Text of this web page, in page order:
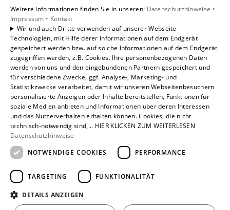
Gewerbekunden
Karriere
Unternehmen
Kontakt
Weitere Informationen finden Sie in unseren: Datenschutzhinweise •
Impressum • Kontakt
Wir und auch Dritte verwenden auf unserer Webseite
Technologien, mit Hilfe derer Informationen auf dem Endgerät
gespeichert werden bzw. auf solche Informationen auf dem Endgerät
zugegriffen werden, z.B. Cookies. Ihre personenbezogenen Daten
werden von uns und den eingebundenen Partnern gespeichert und
für verschiedene Zwecke, ggf. Analyse-, Marketing- und
Statistikzwecke verarbeitet, damit wir unseren Webseitenbesuchern
personalisierte Anzeigen oder Inhalte bereitstellen, Funktionen für
soziale Medien anbieten und Informationen über deren Interessen
und das Nutzerverhalten erhalten können. Cookies, die nicht
technisch-notwendig sind,... HIER KLICKEN ZUM WEITERLESEN
Datenschutzhinweise
NOTWENDIGE COOKIES
PERFORMANCE
TARGETING FUNKTIONALITÄT
DETAILS ANZEIGEN